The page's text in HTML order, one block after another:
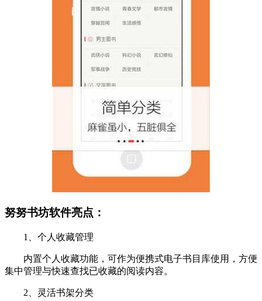
努努书坊软件亮点：
1、个人收藏管理
内置个人收藏功能，可作为便携式电子书目库使用，方便
集中管理与快速查找已收藏的阅读内容。
2、灵活书架分类